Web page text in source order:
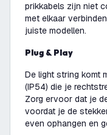
prikkabels zijn niet
met elkaar
juiste modellen.
Plug & Play
De light string komt
(IP54) die je
Zorg ervoor dat je
voordat je de
even ophangen en